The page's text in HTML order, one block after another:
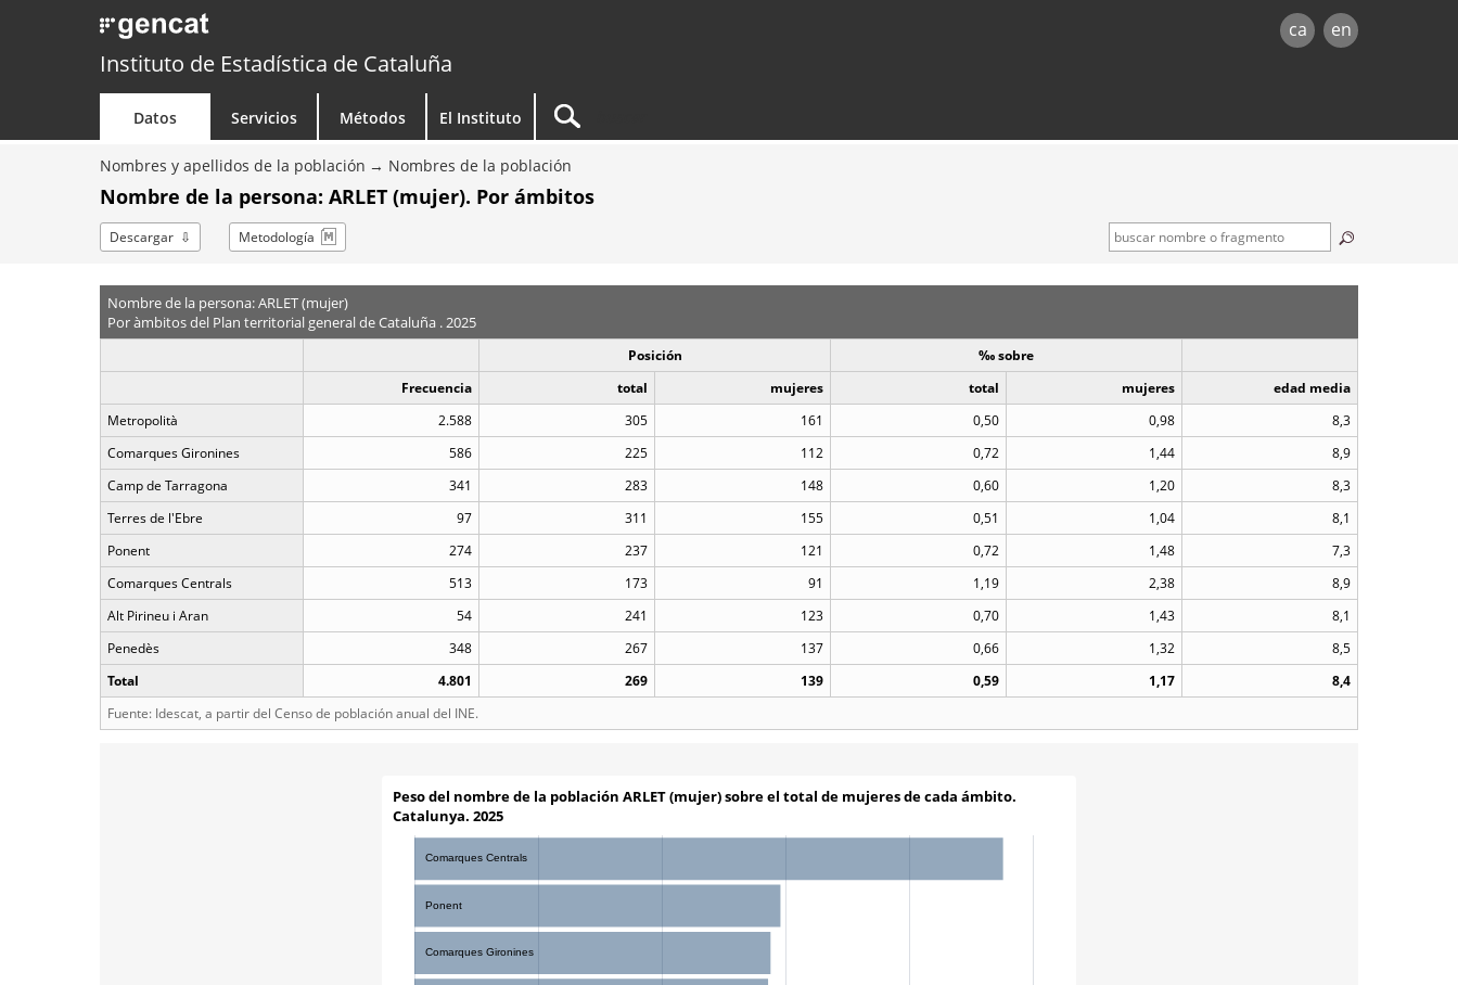
ca en
Instituto de Estadística de Cataluña
Datos Servicios Métodos El Instituto
Nombres y apellidos de la población Nombres de la población
Nombre de la persona: ARLET (mujer). Por ámbitos
Descargar Metodología
Nombre de la persona: ARLET (mujer)
Por àmbitos del Plan territorial general de Cataluña . 2025
Posición
‰ sobre
Frecuencia
total mujeres total mujeres
edad media
Metropolità
2.588 305 161 0,50 0,98
8,3
Comarques Gironines
586 225 112 0,72 1,44
8,9
Camp de Tarragona
341 283 148 0,60 1,20
8,3
Terres de l'Ebre
97 311 155 0,51 1,04
8,1
Ponent
274 237 121 0,72 1,48
7,3
Comarques Centrals
513 173 91 1,19 2,38
8,9
Alt Pirineu i Aran
54 241 123 0,70 1,43
8,1
Penedès
348 267 137 0,66 1,32
8,5
Total
4.801 269 139 0,59 1,17
8,4
Fuente: Idescat, a partir del Censo de población anual del INE.